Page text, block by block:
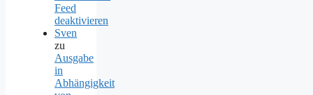
Feed
deaktivieren
Sven
zu
Ausgabe
in
Abhängigkeit